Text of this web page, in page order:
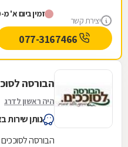
יצירת קשר
בעיצובם...
זמין ביום א' מ-8:00
הבורסה
היה ראשון לדרג
נותן שירות
הבורסה